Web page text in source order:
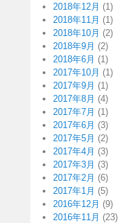
2018年12月 (1)
2018年11月 (1)
2018年10月 (2)
2018年9月 (2)
2018年6月 (1)
2017年10月 (1)
2017年9月 (1)
2017年8月 (4)
2017年7月 (1)
2017年6月 (3)
2017年5月 (2)
2017年4月 (3)
2017年3月 (3)
2017年2月 (6)
2017年1月 (5)
2016年12月 (9)
2016年11月 (23)